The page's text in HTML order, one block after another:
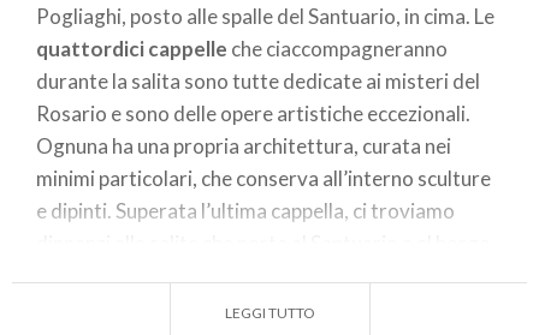
Pogliaghi, posto alle spalle del Santuario, in cima. Le
quattordici cappelle che ciaccompagneranno
durante la salita sono tutte dedicate ai misteri del
Rosario e sono delle opere artistiche eccezionali.
Ognuna ha una propria architettura, curata nei
minimi particolari, che conserva all’interno sculture
e dipinti. Superata l’ultima cappella, ci troviamo
del Viale delle Cappelle del Sacro Monte di Varese
LEGGI TUTTO